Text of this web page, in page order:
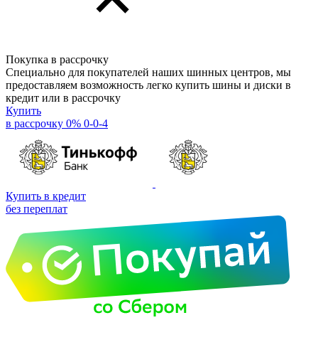
Покупка в рассрочку
Специально для покупателей наших шинных центров, мы
предоставляем возможность легко купить шины и диски в
кредит или в рассрочку
Купить
в рассрочку 0% 0-0-4
Купить в кредит
без переплат